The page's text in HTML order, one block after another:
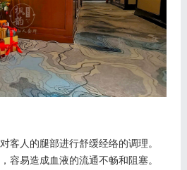
客人的腿部进行舒缓经络的调理。
容易造成血液的流通不畅和阻塞。